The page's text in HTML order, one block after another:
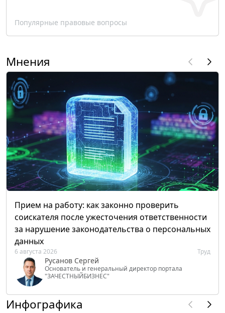
Популярные правовые вопросы
Мнения
Прием на работу: как законно проверить
соискателя после ужесточения ответственности
за нарушение законодательства о персональных
данных
6 августа 2026 Труд
Русанов Сергей
Основатель и генеральный директор портала
"ЗАЧЕСТНЫЙБИЗНЕС"
Инфографика